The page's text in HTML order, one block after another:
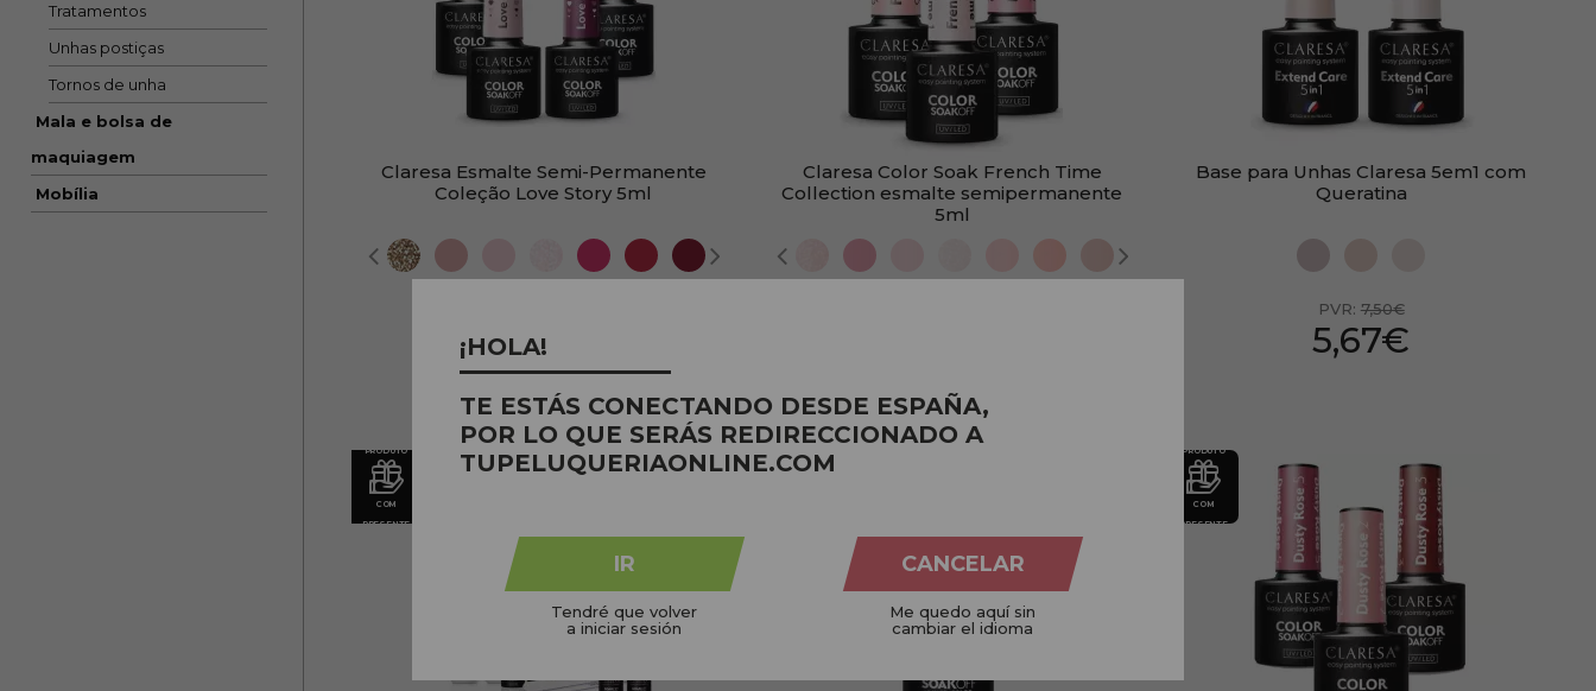
Tratamentos
Unhas postiças
Tornos de unha
Mala e bolsa de
maquiagem
Mobília
Claresa Esmalte Semi-Permanente
Coleção Love Story 5ml
4,90€
Claresa Color Soak French Time
Collection esmalte semipermanente
5ml
Base para Unhas Claresa 5em1 com
Queratina
PVR: 7,50€
5,67€
PRODUTO
COM
PRESENTE
PRODUTO
COM
PRESENTE
¡HOLA!
TE ESTÁS CONECTANDO DESDE ESPAÑA,
POR LO QUE SERÁS REDIRECCIONADO A
TUPELUQUERIAONLINE.COM
IR
Tendré que volver
a iniciar sesión
CANCELAR
Me quedo aquí sin
cambiar el idioma